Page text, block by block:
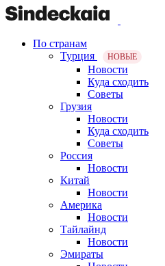
По странам
Турция
НОВЫЕ
Новости
Куда сходить
Советы
Грузия
Новости
Куда сходить
Советы
Россия
Новости
Китай
Новости
Америка
Новости
Тайлайнд
Новости
Эмираты